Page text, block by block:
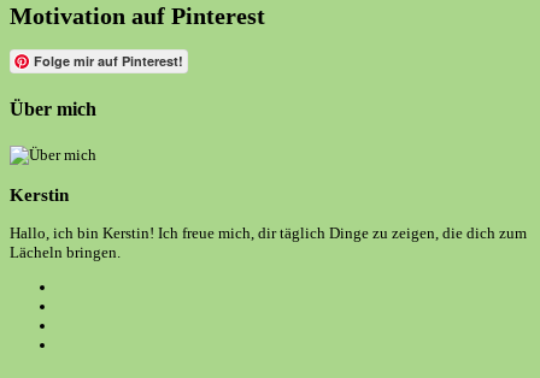
Motivation auf Pinterest
Folge mir auf Pinterest!
Über mich
Kerstin
Hallo, ich bin Kerstin! Ich freue mich, dir täglich Dinge zu zeigen, die dich zum
Lächeln bringen.